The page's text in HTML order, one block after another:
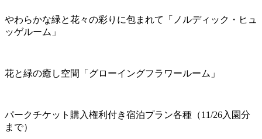
やわらかな緑と花々の彩りに包まれて「ノルディック・ヒュ
ッゲルーム」
花と緑の癒し空間「グローイングフラワールーム」
パークチケット購入権利付き宿泊プラン各種（11/26入園分
まで）